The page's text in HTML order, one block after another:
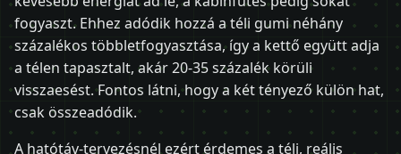
fogyaszt. Ehhez adódik hozzá a téli gumi néhány
százalékos többletfogyasztása, így a kettő együtt adja
a télen tapasztalt, akár 20-35 százalék körüli
visszaesést. Fontos látni, hogy a két tényező külön hat,
csak összeadódik.
A hatótáv-tervezésnél ezért érdemes a téli, reális